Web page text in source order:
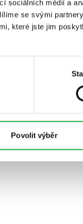
sociálních médií a
se svými
které jste jim
Povolit výběr